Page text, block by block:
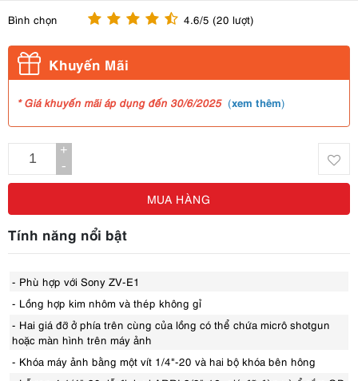
Bình chọn 4.6/5 (20 lượt)
Khuyến Mãi
* Giá khuyến mãi áp dụng đến 30/6/2025 (xem thêm)
+
-
MUA HÀNG
Tính năng nổi bật
- Phù hợp với Sony ZV-E1
- Lồng hợp kim nhôm và thép không gỉ
- Hai giá đỡ ở phía trên cùng của lồng có thể chứa micrô shotgun
hoặc màn hình trên máy ảnh
- Khóa máy ảnh bằng một vít 1/4"-20 và hai bộ khóa bên hông